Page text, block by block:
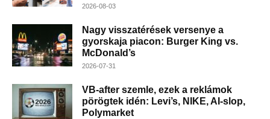
2026-08-03
Nagy visszatérések versenye a
gyorskaja piacon: Burger King vs.
McDonald’s
2026-07-31
VB-after szemle, ezek a reklámok
pörögtek idén: Levi’s, NIKE, AI-slop,
Polymarket